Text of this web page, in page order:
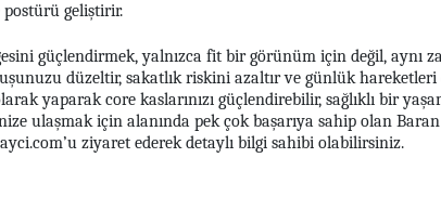
postürü geliştirir.
güçlendirmek, yalnızca fit bir görünüm için değil, aynı
düzeltir, sakatlık riskini azaltır ve günlük
yaparak core kaslarınızı güçlendirebilir, sağlıklı bir
ulaşmak için alanında pek çok başarıya sahip olan
ziyaret ederek detaylı bilgi sahibi olabilirsiniz.